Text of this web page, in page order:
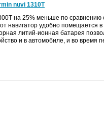
nuvi 1310T
на 25% меньше по сравнению
навигатор удобно помещается в
литий-ионная батарея
и в автомобиле, и во время